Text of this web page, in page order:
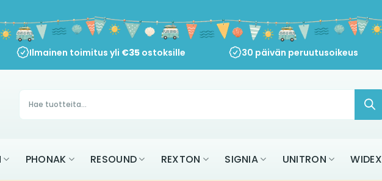
Ilmainen toimitus yli €35 ostoksille 30 päivän peruutusoikeus
Products
search
PHONAK RESOUND REXTON SIGNIA UNITRON WIDEX